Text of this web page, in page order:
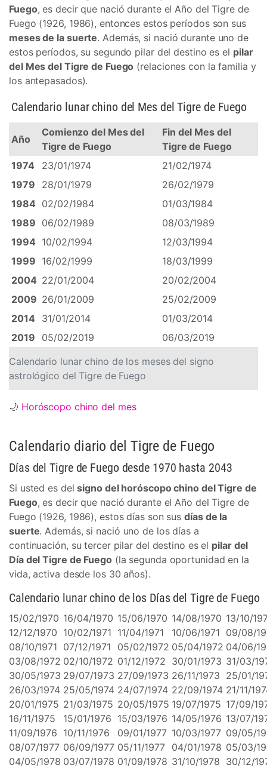
Fuego, es decir que nació durante el Año del Tigre de
Fuego (1926, 1986), entonces estos períodos son sus
meses de la suerte. Además, si nació durante uno de
estos períodos, su segundo pilar del destino es el pilar
del Mes del Tigre de Fuego (relaciones con la familia y
los antepasados).
Calendario lunar chino de los meses del signo
astrológico del Tigre de Fuego
Calendario lunar chino del Mes del Tigre de Fuego
Año
Comienzo del Mes del
Tigre de Fuego
Fin del Mes del
Tigre de Fuego
1974
23/01/1974
21/02/1974
1979
28/01/1979
26/02/1979
1984 02/02/1984
01/03/1984
1989 06/02/1989
08/03/1989
1994 10/02/1994
12/03/1994
1999 16/02/1999
18/03/1999
2004 22/01/2004
20/02/2004
2009 26/01/2009
25/02/2009
2014
31/01/2014
01/03/2014
2019
05/02/2019 06/03/2019
🌙 Horóscopo chino del mes
Calendario diario del Tigre de Fuego
Días del Tigre de Fuego desde 1970 hasta 2043
Si usted es delsigno del horóscopo chino del Tigre de
Fuego, es decir que nació durante el Año del Tigre de
Fuego (1926, 1986), estos días son susdías de la
suerte. Además, si nació uno de los días a
continuación, su tercer pilar del destino es el pilar del
Día del Tigre de Fuego(la segunda oportunidad en la
vida, activa desde los 30 años).
Calendario lunar chino de los Días del Tigre de Fuego
15/02/1970 16/04/1970 15/06/1970 14/08/1970 13/10/
12/12/1970 10/02/1971 11/04/1971 10/06/1971 09/08/
08/10/1971 07/12/1971 05/02/1972 05/04/1972 04/06/
03/08/1972 02/10/1972 01/12/1972 30/01/1973 31/03/
30/05/1973 29/07/1973 27/09/1973 26/11/1973 25/01/
26/03/1974 25/05/1974 24/07/1974 22/09/1974 21/11/
20/01/1975 21/03/1975 20/05/1975 19/07/1975 17/09/
16/11/1975
15/01/1976 15/03/1976 14/05/1976 13/07/
11/09/1976 10/11/1976 09/01/1977 10/03/1977 09/05/
08/07/1977 06/09/1977 05/11/1977 04/01/1978 05/03/
04/05/1978 03/07/1978 01/09/1978 31/10/1978 30/12/